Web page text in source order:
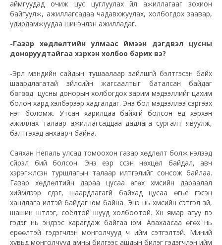
аймгуудад очиж цус цуглуулах үйл ажиллагааг зохион
байгуулж, ажиллагсадаа чадавхжуулах, холбогдох заавар,
удирдамжуудаа шинэчлэн ажилладаг.
-Газар хөдлөлтийн улмаас үймээн дэгдвэл цусны
доноруудтайгаа хэрхэн холбоо барих вэ?
-Эрүүл мэндийн сайдын тушаалаар зайлшгүй бэлтгэсэн байх
шаардлагатай зүйлсийн жагсаалтыг баталсан байдаг
бөгөөд цусны донорын холбогдох зарим мэдээллийг цахим
болон хард хэлбэрээр хадгалдаг. Энэ бол мэдээллээ сэргээх
нэг боломж. Утсан харилцаа байхгүй болсон үед хэрхэн
ажиллах талаар ажиллагсаддаа дадлага сургалт явуулж,
бэлтгэхэд анхаарч байна.
Саяхан Непаль улсад томоохон газар хөдлөлт болж нэлээд
сүйрэл бий болсон. Энэ үеэр үүссэн нөхцөл байдал, авч
хэрэгжүүлсэн туршлагын талаар илтгэлийг сонсож байлаа.
Газар хөдлөлтийн дараа цусаа өгөх хүмүүсийн дараалал
хиймлээр үүсдэг, шаардлагагүй байхад цусаа өгье гэсэн
хандлага илүүтэй байдаг юм байна. Энэ нь хүмүүсийн сэтгэл зүй,
шашин шүтлэг, соёлтой шууд холбоотой. Хүн ямар агуу вэ
гэдэг нь эндээс харагдаж байгаа юм. Авахаасаа өгөх нь
ерөөлтэй гэдэгчлэн монголчууд ч ийм сэтгэлтэй. Миний
хувьд монголчууд амны билгээс ашдын билэг гэдэгчлэн ийм